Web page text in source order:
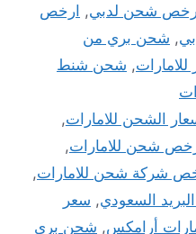
شحن لدبي, ارخص
, شحن بري من
, شحن شنط
الشحن للامارات,
شحن للامارات,
شركة شحن للامارات,
السعودي, سعر
أرامكس, شحن بري